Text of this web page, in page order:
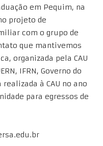
em Pequim, na
projeto de
com o grupo de
que mantivemos
organizada pela CAU
IFRN, Governo do
realizada à CAU no ano
para egressos de